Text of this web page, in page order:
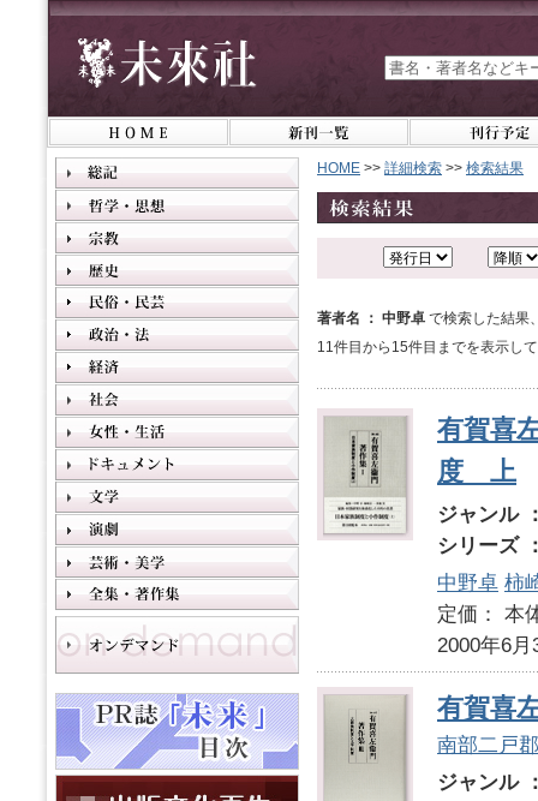
HOME >> 詳細検索 >> 検索結果
著者名 ： 中野卓 で検索した結果
11件目から15件目までを表示し
有賀喜
度 上
ジャンル
シリーズ
中野卓 柿
定価：
2000年6月
有賀喜
南部二戸
ジャンル